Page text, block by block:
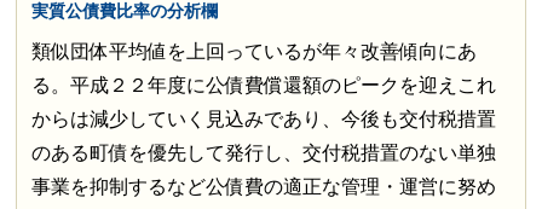
実質公債費比率の分析欄
類似団体平均値を上回っているが年々改善傾向にあ
る。平成２２年度に公債費償還額のピークを迎えこれ
からは減少していく見込みであり、今後も交付税措置
のある町債を優先して発行し、交付税措置のない単独
事業を抑制するなど公債費の適正な管理・運営に努め